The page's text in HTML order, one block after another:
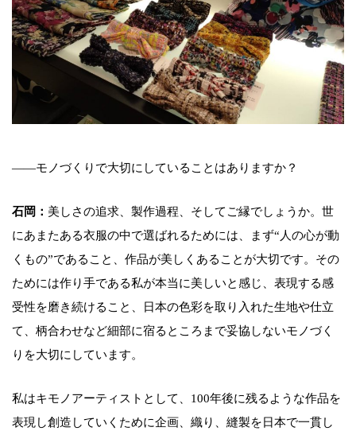
――モノづくりで大切にしていることはありますか？
石岡： 美しさの追求、製作過程、そしてご縁でしょうか。世
にあまたある衣服の中で選ばれるためには、まず“人の心が動
くもの”であること、作品が美しくあることが大切です。その
ためには作り手である私が本当に美しいと感じ、表現する感
受性を磨き続けること、日本の色彩を取り入れた生地や仕立
て、柄合わせなど細部に宿るところまで妥協しないモノづく
りを大切にしています。
私はキモノアーティストとして、100年後に残るような作品を
表現し創造していくために企画、織り、縫製を日本で一貫し